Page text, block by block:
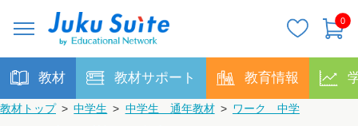
0
教材 教材サポート 教育情報
教材トップ > 中学生 > 中学生 通年教材 > ワーク 中学